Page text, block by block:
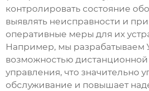
контролировать состояние
выявлять неисправности и
оперативные меры для их
Например, мы разрабатываем
возможностью дистанционной
управления, что значительно
обслуживание и повышает